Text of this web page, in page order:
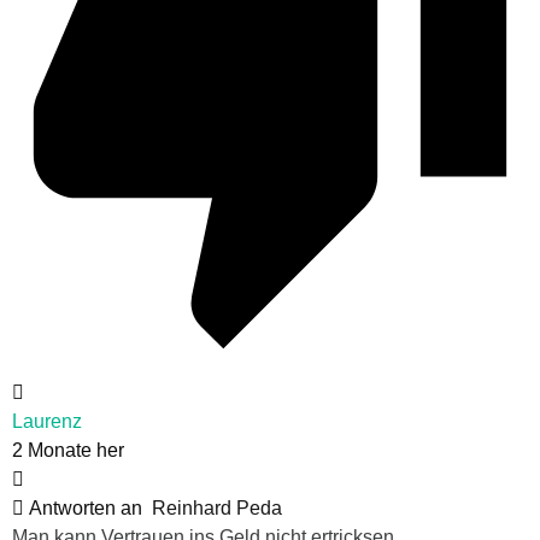
Laurenz
2 Monate her
Antworten an
Reinhard Peda